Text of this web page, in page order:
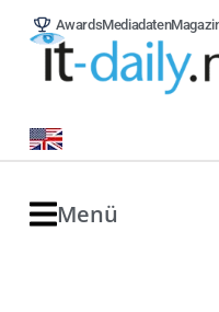
AwardsMediadaten
Menü